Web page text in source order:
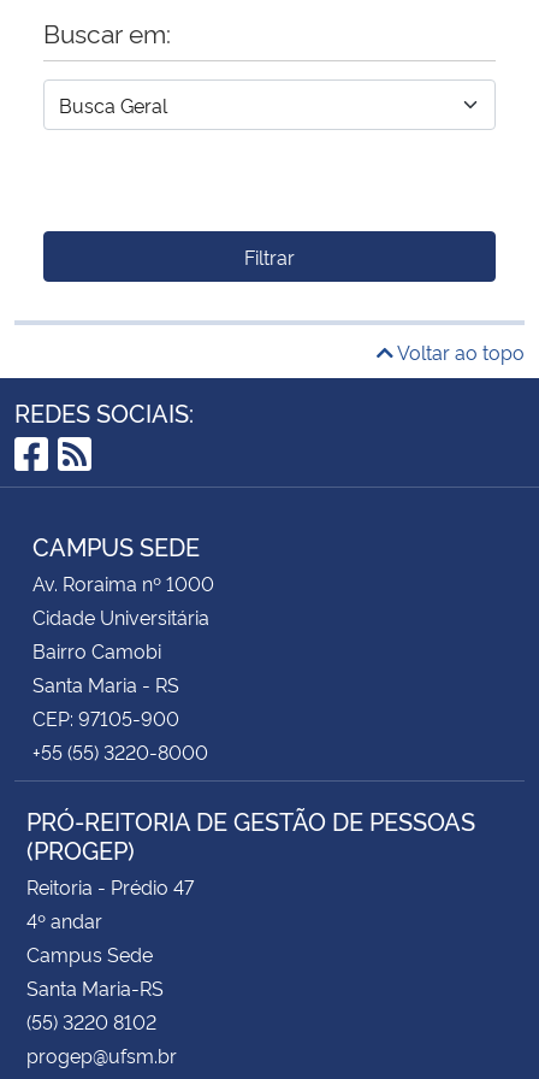
Buscar em:
Filtrar
Voltar ao topo
REDES SOCIAIS:
Facebook
RSS
CAMPUS SEDE
Av. Roraima nº 1000
Cidade Universitária
Bairro Camobi
Santa Maria - RS
CEP: 97105-900
+55 (55) 3220-8000
PRÓ-REITORIA DE GESTÃO DE PESSOAS
(PROGEP)
Reitoria - Prédio 47
4º andar
Campus Sede
Santa Maria-RS
(55) 3220 8102
progep@ufsm.br